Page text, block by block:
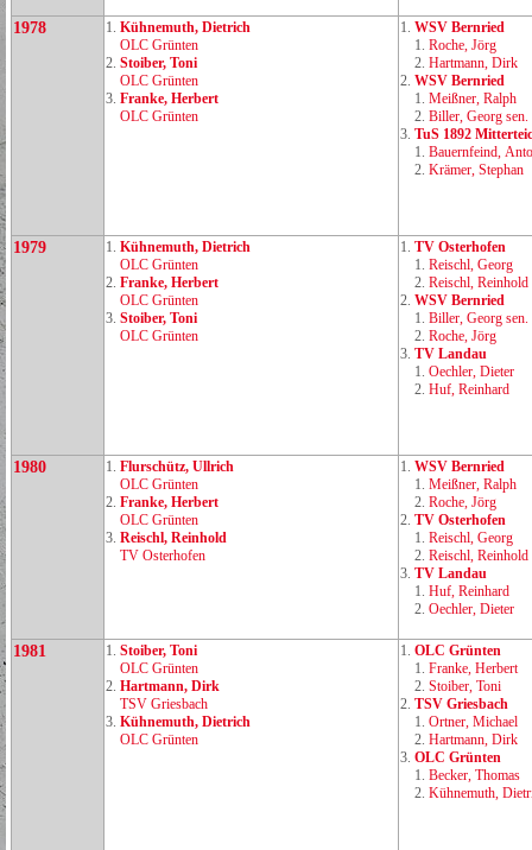
1978 1. Kühnemuth, Dietrich
OLC Grünten
2. Stoiber, Toni
OLC Grünten
3. Franke, Herbert
OLC Grünten
1. WSV Bernried
1. Roche, Jörg
2. Hartmann, Dirk
2. WSV Bernried
1. Meißner, Ralph
2. Biller, Georg sen.
3. TuS 1892
1. Bauernfeind,
2. Krämer, Stephan
1979 1. Kühnemuth, Dietrich
OLC Grünten
2. Franke, Herbert
OLC Grünten
3. Stoiber, Toni
OLC Grünten
1. TV Osterhofen
1. Reischl, Georg
2. Reischl, Reinhold
2. WSV Bernried
1. Biller, Georg sen.
2. Roche, Jörg
3. TV Landau
1. Oechler, Dieter
2. Huf, Reinhard
1980 1. Flurschütz, Ullrich
OLC Grünten
2. Franke, Herbert
OLC Grünten
3. Reischl, Reinhold
TV Osterhofen
1. WSV Bernried
1. Meißner, Ralph
2. Roche, Jörg
2. TV Osterhofen
1. Reischl, Georg
2. Reischl, Reinhold
3. TV Landau
1. Huf, Reinhard
2. Oechler, Dieter
1981 1. Stoiber, Toni
OLC Grünten
2. Hartmann, Dirk
TSV Griesbach
3. Kühnemuth, Dietrich
OLC Grünten
1. OLC Grünten
1. Franke, Herbert
2. Stoiber, Toni
2. TSV Griesbach
1. Ortner, Michael
2. Hartmann, Dirk
3. OLC Grünten
1. Becker, Thomas
2. Kühnemuth,